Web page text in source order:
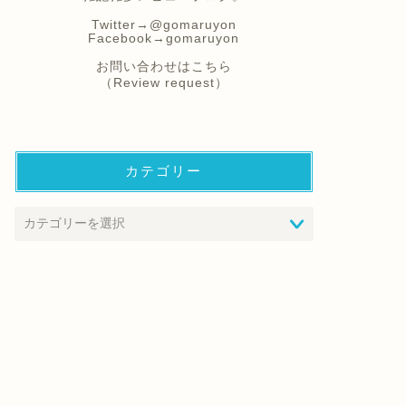
Twitter→ @gomaruyon
Facebook→gomaruyon
お問い合わせはこちら
（Review request）
カテゴリー